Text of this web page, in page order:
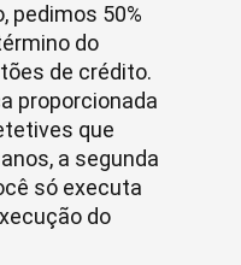
pedimos 50%
do
de crédito.
proporcionada
que
a segunda
só executa
do